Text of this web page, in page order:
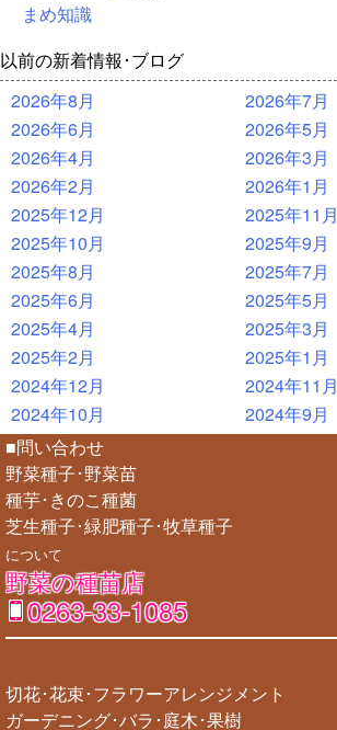
まめ知識
以前の新着情報･ブログ
2026年8月
2026年7月
2026年6月
2026年5月
2026年4月
2026年3月
2026年2月
2026年1月
2025年12月
2025年11月
2025年10月
2025年9月
2025年8月
2025年7月
2025年6月
2025年5月
2025年4月
2025年3月
2025年2月
2025年1月
2024年12月
2024年11月
2024年10月
2024年9月
■問い合わせ
野菜種子･野菜苗
種芋･きのこ種菌
芝生種子･緑肥種子･牧草種子
について
野菜の種苗店
0263-33-1085
切花･花束･フラワーアレンジメント
ガーデニング･バラ･庭木･果樹